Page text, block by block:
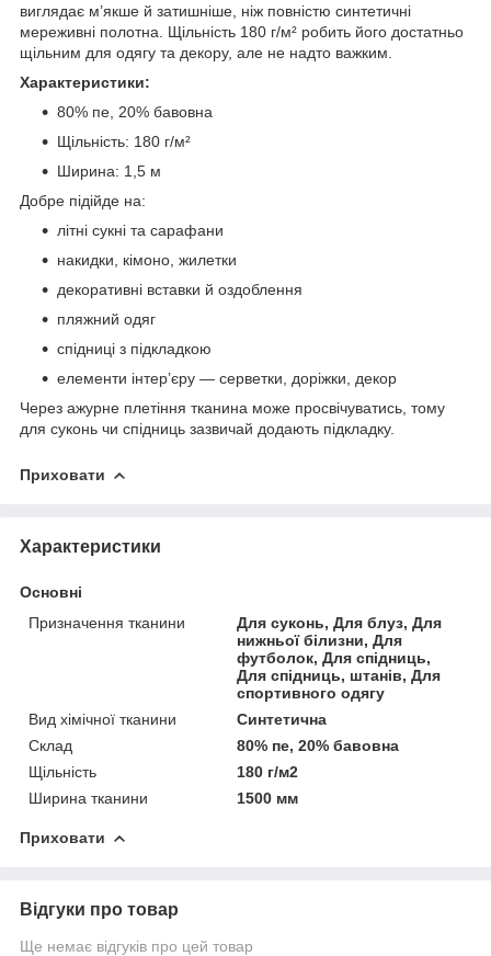
виглядає м’якше й затишніше, ніж повністю синтетичні
мереживні полотна. Щільність 180 г/м² робить його достатньо
щільним для одягу та декору, але не надто важким.
Характеристики:
80% пе, 20% бавовна
Щільність: 180 г/м²
Ширина: 1,5 м
Добре підійде на:
літні сукні та сарафани
накидки, кімоно, жилетки
декоративні вставки й оздоблення
пляжний одяг
спідниці з підкладкою
елементи інтер’єру — серветки, доріжки, декор
Через ажурне плетіння тканина може просвічуватись, тому
для суконь чи спідниць зазвичай додають підкладку.
Приховати
Характеристики
Основні
Призначення тканини
Для суконь, Для блуз, Для
нижньої білизни, Для
футболок, Для спідниць,
Для спідниць, штанів, Для
спортивного одягу
Вид хімічної тканини
Синтетична
Склад
80% пе, 20% бавовна
Щільність
180 г/м2
Ширина тканини
1500 мм
Приховати
Відгуки про товар
Ще немає відгуків про цей товар